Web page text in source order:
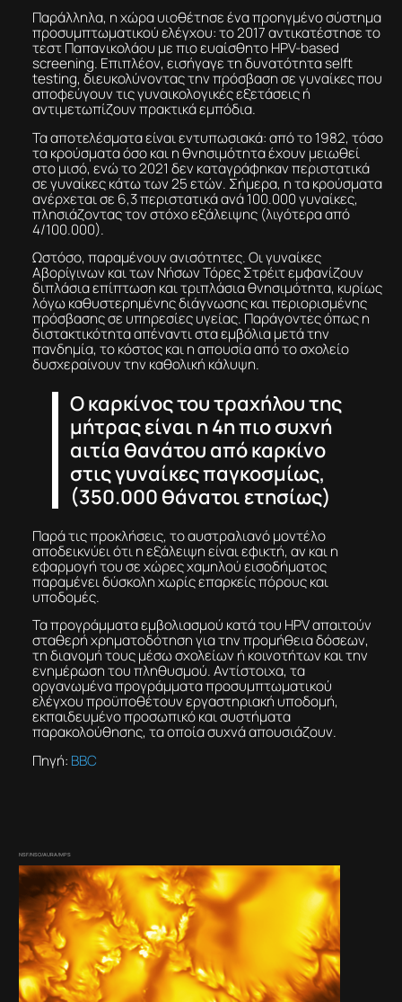
Παράλληλα, η χώρα υιοθέτησε ένα προηγμένο σύστημα
προσυμπτωματικού ελέγχου: το 2017 αντικατέστησε το
τεστ Παπανικολάου με πιο ευαίσθητο HPV-based
screening. Επιπλέον, εισήγαγε τη δυνατότητα selft
testing, διευκολύνοντας την πρόσβαση σε γυναίκες που
αποφεύγουν τις γυναικολογικές εξετάσεις ή
αντιμετωπίζουν πρακτικά εμπόδια.
Τα αποτελέσματα είναι εντυπωσιακά: από το 1982, τόσο
τα κρούσματα όσο και η θνησιμότητα έχουν μειωθεί
στο μισό, ενώ το 2021 δεν καταγράφηκαν περιστατικά
σε γυναίκες κάτω των 25 ετών. Σήμερα, η τα κρούσματα
ανέρχεται σε 6,3 περιστατικά ανά 100.000 γυναίκες,
πλησιάζοντας τον στόχο εξάλειψης (λιγότερα από
4/100.000).
Ωστόσο, παραμένουν ανισότητες. Οι γυναίκες
Αβορίγινων και των Νήσων Τόρες Στρέιτ εμφανίζουν
διπλάσια επίπτωση και τριπλάσια θνησιμότητα, κυρίως
λόγω καθυστερημένης διάγνωσης και περιορισμένης
πρόσβασης σε υπηρεσίες υγείας. Παράγοντες όπως η
διστακτικότητα απέναντι στα εμβόλια μετά την
πανδημία, το κόστος και η απουσία από το σχολείο
δυσχεραίνουν την καθολική κάλυψη.
Ο καρκίνος του τραχήλου της
μήτρας είναι η 4η πιο συχνή
αιτία θανάτου από καρκίνο
στις γυναίκες παγκοσμίως,
(350.000 θάνατοι ετησίως)
Παρά τις προκλήσεις, το αυστραλιανό μοντέλο
αποδεικνύει ότι η εξάλειψη είναι εφικτή, αν και η
εφαρμογή του σε χώρες χαμηλού εισοδήματος
παραμένει δύσκολη χωρίς επαρκείς πόρους και
υποδομές.
Τα προγράμματα εμβολιασμού κατά του HPV απαιτούν
σταθερή χρηματοδότηση για την προμήθεια δόσεων,
τη διανομή τους μέσω σχολείων ή κοινοτήτων και την
ενημέρωση του πληθυσμού. Αντίστοιχα, τα
οργανωμένα προγράμματα προσυμπτωματικού
ελέγχου προϋποθέτουν εργαστηριακή υποδομή,
εκπαιδευμένο προσωπικό και συστήματα
παρακολούθησης, τα οποία συχνά απουσιάζουν.
Πηγή: ΒBC
NSF/NSO/AURA/MPS